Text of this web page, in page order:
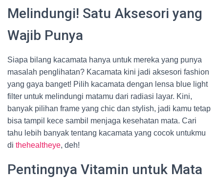
Melindungi! Satu Aksesori yang
Wajib Punya
Siapa bilang kacamata hanya untuk mereka yang punya
masalah penglihatan? Kacamata kini jadi aksesori fashion
yang gaya banget! Pilih kacamata dengan lensa blue light
filter untuk melindungi matamu dari radiasi layar. Kini,
banyak pilihan frame yang chic dan stylish, jadi kamu tetap
bisa tampil kece sambil menjaga kesehatan mata. Cari
tahu lebih banyak tentang kacamata yang cocok untukmu
di thehealtheye, deh!
Pentingnya Vitamin untuk Mata